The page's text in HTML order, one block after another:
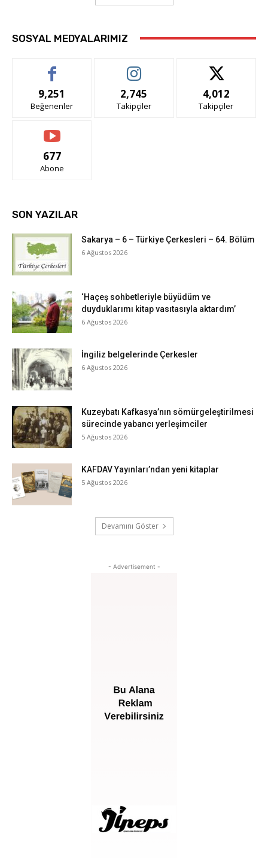
SOSYAL MEDYALARIMIZ
9,251
Beğenenler
2,745
Takipçiler
4,012
Takipçiler
677
Abone
SON YAZILAR
Sakarya – 6 – Türkiye Çerkesleri – 64. Bölüm
6 Ağustos 2026
‘Haçeş sohbetleriyle büyüdüm ve
duyduklarımı kitap vasıtasıyla aktardım’
6 Ağustos 2026
İngiliz belgelerinde Çerkesler
6 Ağustos 2026
Kuzeybatı Kafkasya’nın sömürgeleştirilmesi
sürecinde yabancı yerleşimciler
5 Ağustos 2026
KAFDAV Yayınları’ndan yeni kitaplar
5 Ağustos 2026
Devamını Göster
- Advertisement -